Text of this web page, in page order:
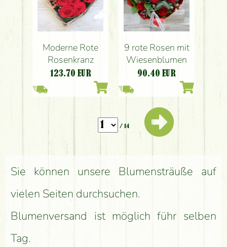
Moderne Rote
Rosenkranz
123.70 EUR
9 rote Rosen mit
Wiesenblumen
90.40 EUR
/ 14
Sie können unsere Blumensträuße auf
vielen Seiten durchsuchen.
Blumenversand ist möglich führ selben
Tag.